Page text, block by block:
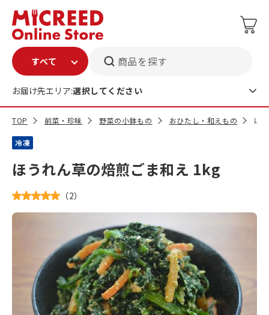
商品を探す
お届け先エリア:選択してください
TOP 前菜・珍味 野菜の小鉢もの おひたし・和えもの ほ
冷凍
ほうれん草の焙煎ごま和え 1kg
（2）